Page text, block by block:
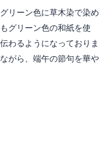
リーン色に草木染で染め
グリーン色の和紙を使
わるようになっておりま
がら、端午の節句を華や